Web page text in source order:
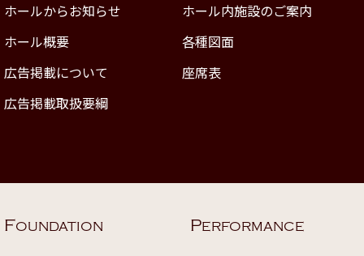
ホールからお知らせ
ホール内施設のご案内
ホール概要
各種図面
広告掲載について
座席表
広告掲載取扱要綱
FOUNDATION PERFORMANCE